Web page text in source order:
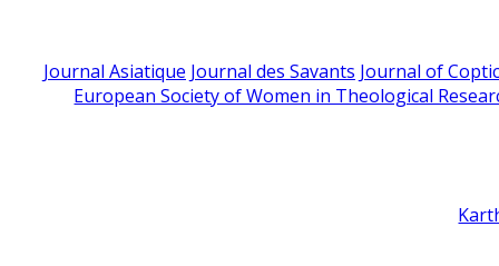
Journal Asiatique Journal des Savants Journal of
European Society of Women in Theological